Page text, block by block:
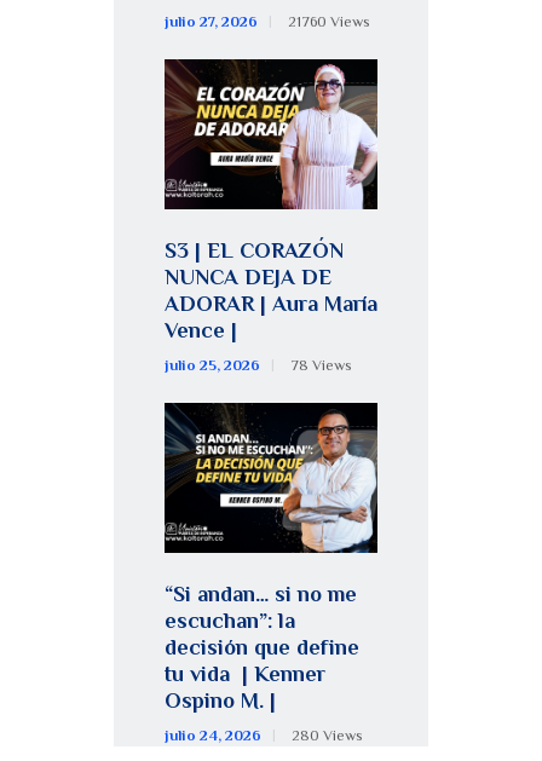
julio 27, 2026 21760 Views
S3 | EL CORAZÓN
NUNCA DEJA DE
ADORAR | Aura María
Vence |
julio 25, 2026 78 Views
“Si andan… si no me
escuchan”: la
decisión que define
tu vida | Kenner
Ospino M. |
julio 24, 2026 280 Views